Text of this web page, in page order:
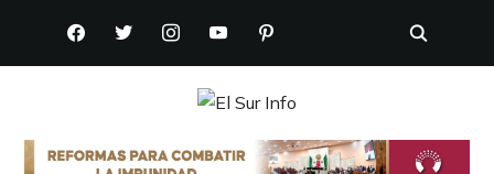
FACEBOOKTWITTERINSTAGRAMYOUTUBEPINTEREST